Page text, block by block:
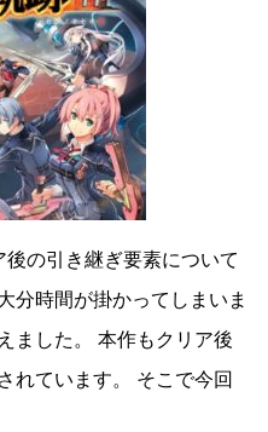
の引き継ぎ要素について
分時間が掛かってしまいま
ました。 本作もクリア後
れています。 そこで今回